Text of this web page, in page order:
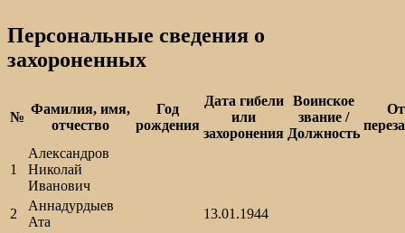
Персональные сведения о
захороненных
№
Фамилия, имя,
отчество
Год
рождения
Дата гибели
или
захоронения
Воинское
звание /
Должность
1
Александров
Николай
Иванович
2
Аннадурдыев
Ата
13.01.1944